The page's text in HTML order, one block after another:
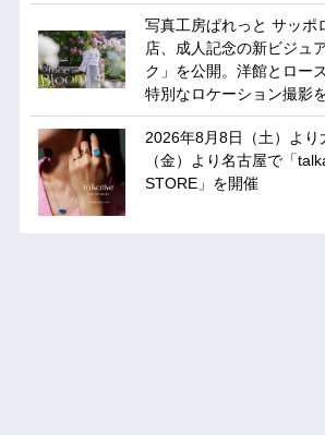
写真工房ぱれっと サッポ
店、成人記念の新ビジュ
ク」を公開。洋館とロー
特別なロケーション撮影を
2026年8月8日（土）より
（金）より名古屋で「
STORE」を開催